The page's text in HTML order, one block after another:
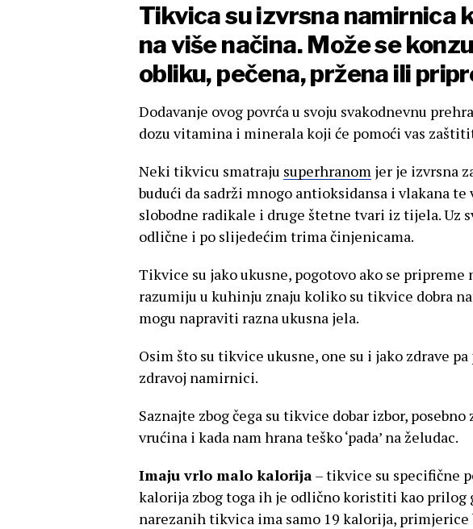
Tikvica su izvrsna namirnica
na više načina. Može se
obliku, pečena, pržena ili
Dodavanje ovog povrća u svoju svakodnevnu
dozu vitamina i minerala koji će pomoći vas
Neki tikvicu smatraju superhranom jer je izvrsna
budući da sadrži mnogo antioksidansa i vlakana
slobodne radikale i druge štetne tvari iz tijela. Uz
odlične i po slijedećim trima činjenicama.
Tikvice su jako ukusne, pogotovo ako se pripreme
razumiju u kuhinju znaju koliko su tikvice dobra
mogu napraviti razna ukusna jela.
Osim što su tikvice ukusne, one su i jako zdrave
zdravoj namirnici.
Saznajte zbog čega su tikvice dobar izbor,
vrućina i kada nam hrana teško ‘pada’ na želudac.
Imaju vrlo malo kalorija– tikvice su specifične
kalorija zbog toga ih je odlično koristiti kao prilog
narezanih tikvica ima samo 19 kalorija, primjerice